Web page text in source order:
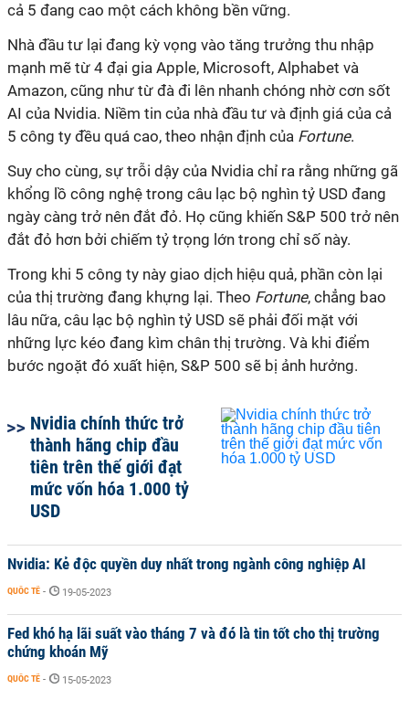
cả 5 đang cao một cách không bền vững.
Nhà đầu tư lại đang kỳ vọng vào tăng trưởng thu nhập
mạnh mẽ từ 4 đại gia Apple, Microsoft, Alphabet và
Amazon, cũng như từ đà đi lên nhanh chóng nhờ cơn sốt
AI của Nvidia. Niềm tin của nhà đầu tư và định giá của cả
5 công ty đều quá cao, theo nhận định của Fortune.
Suy cho cùng, sự trỗi dậy của Nvidia chỉ ra rằng những gã
khổng lồ công nghệ trong câu lạc bộ nghìn tỷ USD đang
ngày càng trở nên đắt đỏ. Họ cũng khiến S&P 500 trở nên
đắt đỏ hơn bởi chiếm tỷ trọng lớn trong chỉ số này.
Trong khi 5 công ty này giao dịch hiệu quả, phần còn lại
của thị trường đang khựng lại. Theo Fortune, chẳng bao
lâu nữa, câu lạc bộ nghìn tỷ USD sẽ phải đối mặt với
những lực kéo đang kìm chân thị trường. Và khi điểm
bước ngoặt đó xuất hiện, S&P 500 sẽ bị ảnh hưởng.
Nvidia chính thức trở
thành hãng chip đầu
tiên trên thế giới đạt
mức vốn hóa 1.000 tỷ
USD
Nvidia: Kẻ độc quyền duy nhất trong ngành công nghiệp AI
QUỐC TẾ - 19-05-2023
Fed khó hạ lãi suất vào tháng 7 và đó là tin tốt cho thị trường
chứng khoán Mỹ
QUỐC TẾ - 15-05-2023